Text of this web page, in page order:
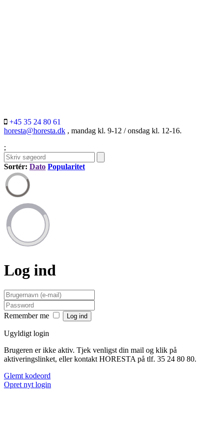
+45 35 24 80 61
horesta@horesta.dk , mandag kl. 9-12 / onsdag kl. 12-16.
;
Sortér: Dato Popularitet
Log ind
Remember me
Ugyldigt login
Brugeren er ikke aktiv. Tjek venligst din mail og klik på
aktiveringslinket, eller kontakt HORESTA på tlf. 35 24 80 80.
Glemt kodeord
Opret nyt login